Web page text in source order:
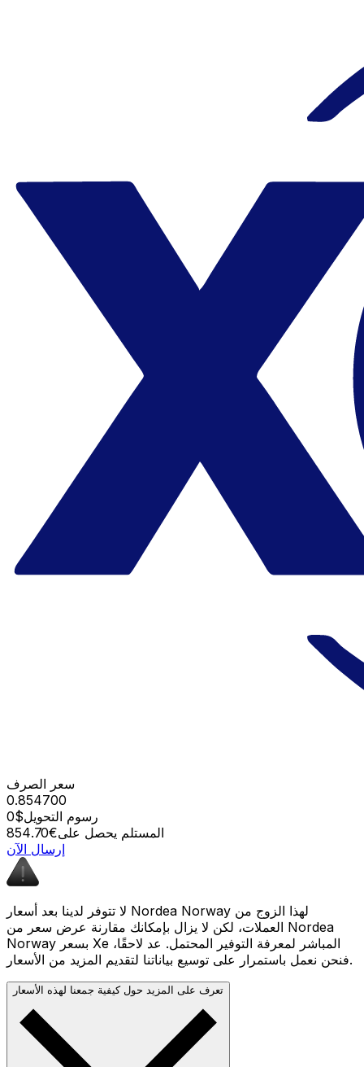
سعر الصرف
0.854700
رسوم التحويل$0
المستلم يحصل على€854.70
إرسال الآن
لا تتوفر لدينا بعد أسعار Nordea Norway لهذا الزوج من
العملات، لكن لا يزال بإمكانك مقارنة عرض سعر من Nordea
Norway بسعر Xe المباشر لمعرفة التوفير المحتمل. عد لاحقًا،
فنحن نعمل باستمرار على توسيع بياناتنا لتقديم المزيد من الأسعار.
تعرف على المزيد حول كيفية جمعنا لهذه الأسعار